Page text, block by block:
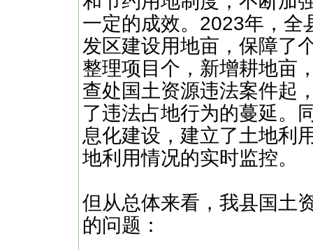
一定的成效。2023年，全
发区建设用地亩，保障了
整理项目个，新增耕地亩
查处国土资源违法案件起
了违法占地行为的蔓延。
息化建设，建立了土地利
地利用情况的实时监控。
但从总体来看，我县国土
的问题：